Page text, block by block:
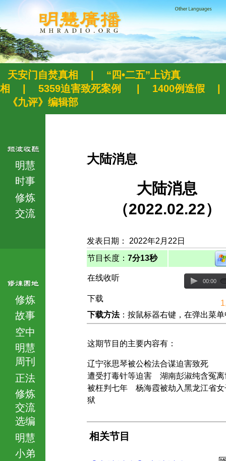
天安门自焚真相
“四•二五”上访真
相
5359迫害致死案例 1400例造假
《九评》编辑部
明慧
时事
修炼
交流
修炼
故事
空中
明慧
周刊
正法
修炼
交流
选编
明慧
小弟
大陆消息
大陆消息
（2022.02.22）
发表日期： 2022年2月22日
节目长度： 7分13秒
在线收听 00:00
下载
下载方法：按鼠标器右键，在弹出菜
这期节目的主要内容有：
辽宁张思琴被公检法合谋迫害致死
遭受打毒针等迫害 湖南彭淑纯含冤离
被枉判七年 杨海霞被劫入黑龙江省女
狱
相关节目